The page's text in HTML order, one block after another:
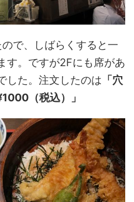
で、しばらくすると一
す。ですが2Fにも席があ
した。注文したのは 「穴
（税込）」